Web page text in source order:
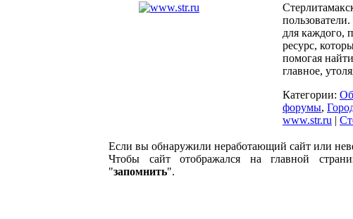
для каждого,
ресурс,
помогая
главное,
Категории:
форумы,
www.str.ru |
Если вы обнаружили неработающий сайт или
Чтобы сайт отображался на главной
"запомнить".